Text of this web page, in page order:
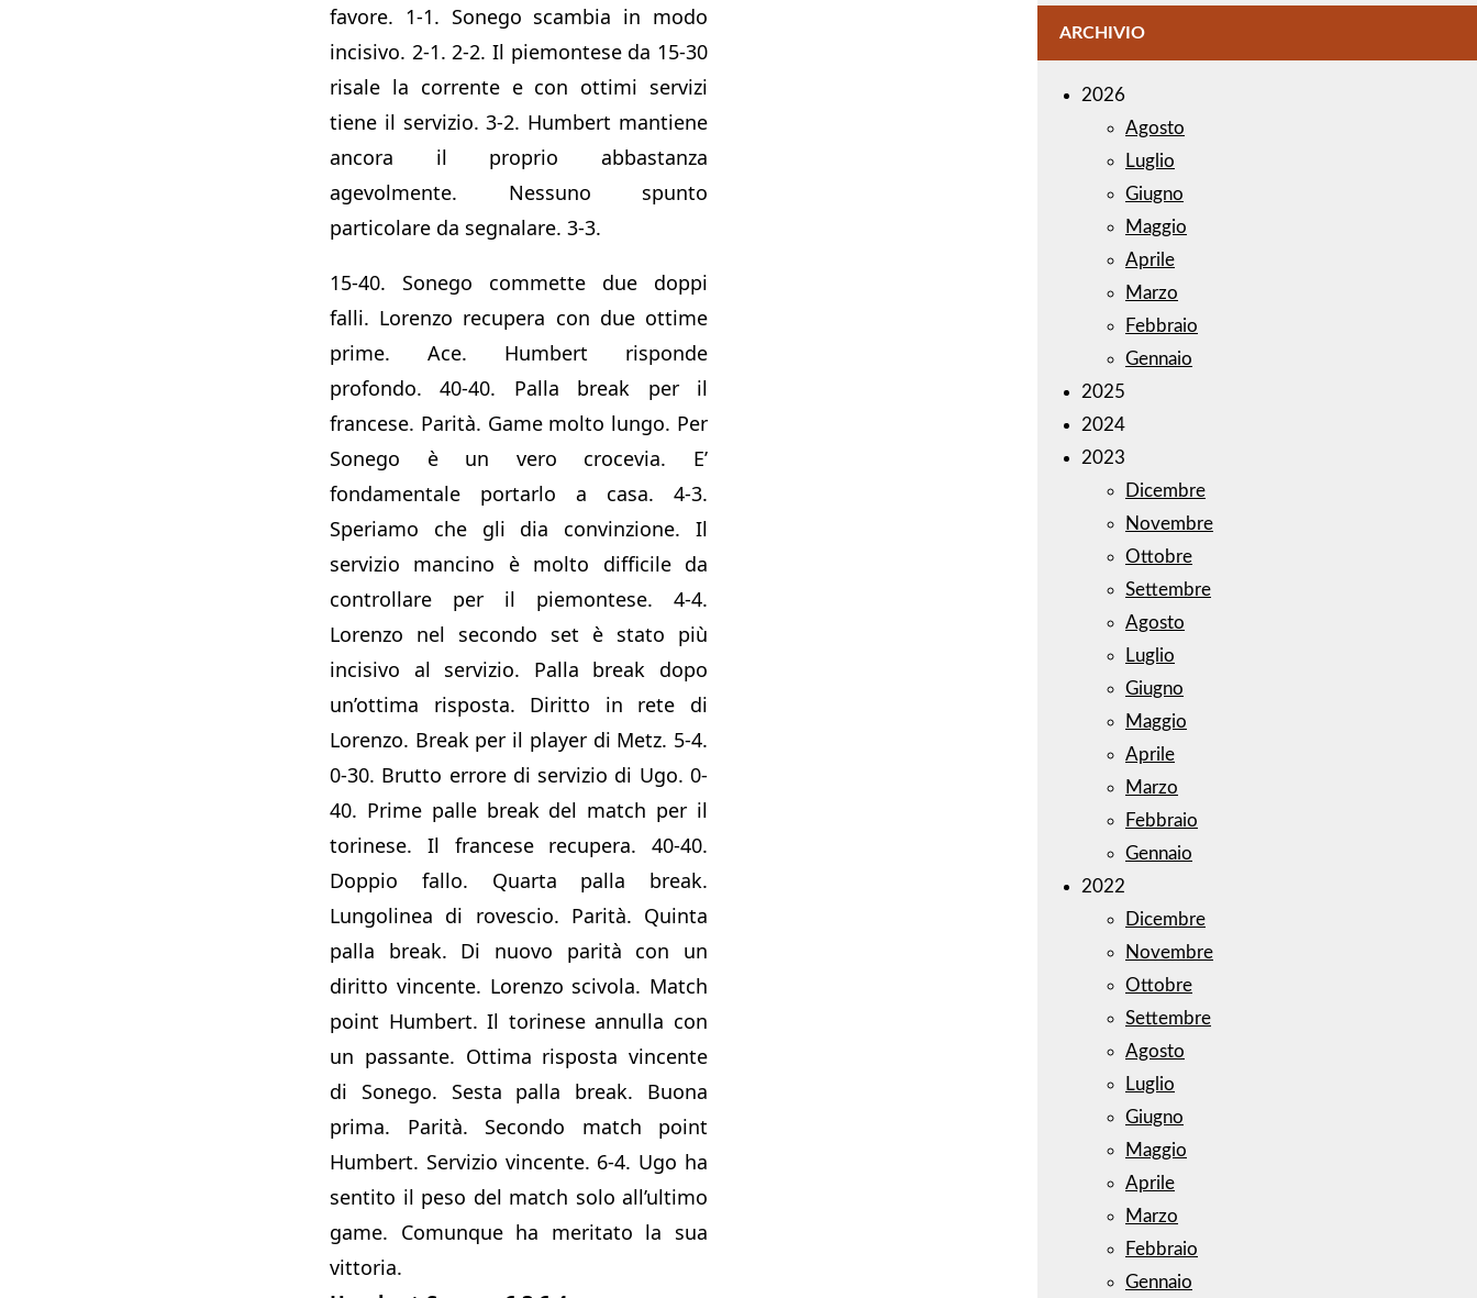
favore. 1-1. Sonego scambia in modo
incisivo. 2-1. 2-2. Il piemontese da 15-30
risale la corrente e con ottimi servizi
tiene il servizio. 3-2. Humbert mantiene
ancora il proprio abbastanza
agevolmente. Nessuno spunto
particolare da segnalare. 3-3.
15-40. Sonego commette due doppi
falli. Lorenzo recupera con due ottime
prime. Ace. Humbert risponde
profondo. 40-40. Palla break per il
francese. Parità. Game molto lungo. Per
Sonego è un vero crocevia. E’
fondamentale portarlo a casa. 4-3.
Speriamo che gli dia convinzione. Il
servizio mancino è molto difficile da
controllare per il piemontese. 4-4.
Lorenzo nel secondo set è stato più
incisivo al servizio. Palla break dopo
un’ottima risposta. Diritto in rete di
Lorenzo. Break per il player di Metz. 5-4.
0-30. Brutto errore di servizio di Ugo. 0-
40. Prime palle break del match per il
torinese. Il francese recupera. 40-40.
Doppio fallo. Quarta palla break.
Lungolinea di rovescio. Parità. Quinta
palla break. Di nuovo parità con un
diritto vincente. Lorenzo scivola. Match
point Humbert. Il torinese annulla con
un passante. Ottima risposta vincente
di Sonego. Sesta palla break. Buona
prima. Parità. Secondo match point
Humbert. Servizio vincente. 6-4. Ugo ha
sentito il peso del match solo all’ultimo
game. Comunque ha meritato la sua
vittoria.
ARCHIVIO
2026
Agosto
Luglio
Giugno
Maggio
Aprile
Marzo
Febbraio
Gennaio
2025
2024
2023
Dicembre
Novembre
Ottobre
Settembre
Agosto
Luglio
Giugno
Maggio
Aprile
Marzo
Febbraio
Gennaio
2022
Dicembre
Novembre
Ottobre
Settembre
Agosto
Luglio
Giugno
Maggio
Aprile
Marzo
Febbraio
Gennaio